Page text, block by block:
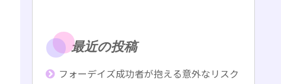
最近の投稿
フォーデイズ成功者が抱える意外なリスク